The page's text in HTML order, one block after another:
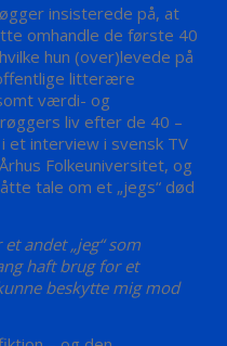
insisterede på, at
omhandle de første 40
hun (over)levede på
litterære
værdi- og
liv efter de 40 –
et interview i svensk TV
Folkeuniversitet, og
tale om et „jegs“ død
andet „jeg“ som
haft brug for et
beskytte mig mod